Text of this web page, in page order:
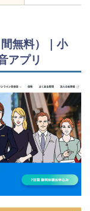
無料）｜小
アプリ